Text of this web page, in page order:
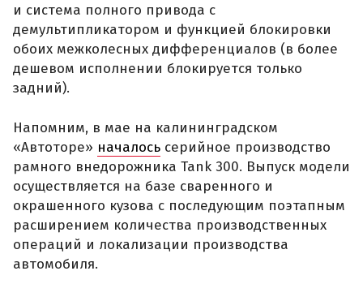
и система полного привода с
демультипликатором и функцией блокировки
обоих межколесных дифференциалов (в более
дешевом исполнении блокируется только
задний).
Напомним, в мае на калининградском
«Автоторе» началось серийное производство
рамного внедорожника Tank 300. Выпуск модели
осуществляется на базе сваренного и
окрашенного кузова с последующим поэтапным
расширением количества производственных
операций и локализации производства
автомобиля.